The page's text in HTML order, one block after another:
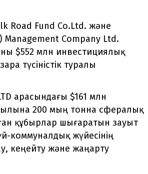
Road Fund Co.Ltd. және
Company Ltd.
$552 млн инвестициялық
түсіністік туралы
арасындағы $161 млн
200 мың тонна сфералық
құбырлар шығаратын зауыт
коммуналдық жүйесінің
кеңейту және жаңарту